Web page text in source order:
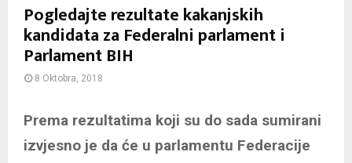
Pogledajte rezultate kakanjskih
kandidata za Federalni parlament i
Parlament BIH
8 Oktobra, 2018
Prema rezultatima koji su do sada sumirani
izvjesno je da će u parlamentu Federacije